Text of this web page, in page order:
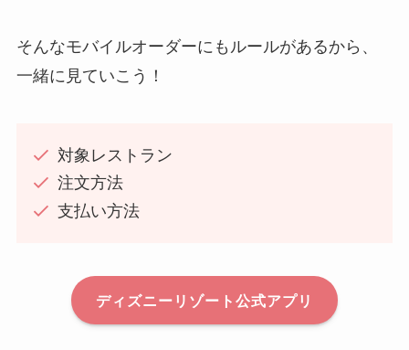
そんなモバイルオーダーにもルールがあるから、
一緒に見ていこう！
対象レストラン
注文方法
支払い方法
ディズニーリゾート公式アプリ